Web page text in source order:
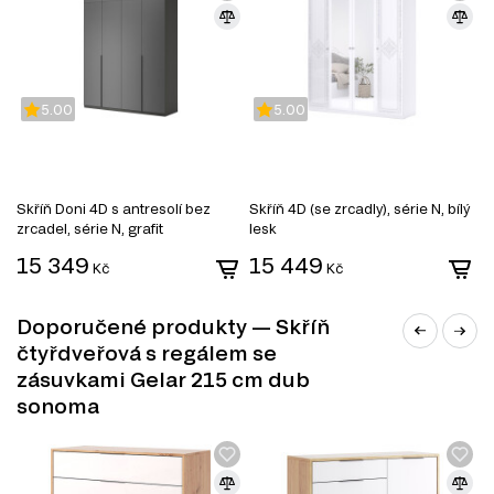
Úložný prostor
DŘEVOTŘÍSKA
DTD (dřevotřísková deska) je jedním z nejrozšířenějších
materiálů v nábytkářském průmyslu. Vyrábí se lisováním
dřevních třísek pod vysokým tlakem s přidáním
5.00
Skříň Doni 4D s antresolí bez
zrcadel, série N, grafit
15 349 Kč
5.00
Skříň 4D (se zrcadly), série N, bílý
lesk
15 449 Kč
Doporučené produkty — Skříň
čtyřdveřová s regálem se
zásuvkami Gelar 215 cm dub
sonoma